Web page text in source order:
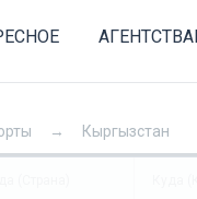
Кыргызстан